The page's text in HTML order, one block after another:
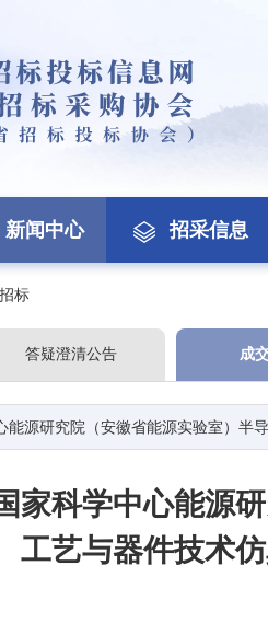
新闻中心 招采信息
标
答疑澄清公告 成
能源研究院（安徽省能源实验室）半
家科学中心能源
工艺与器件技术